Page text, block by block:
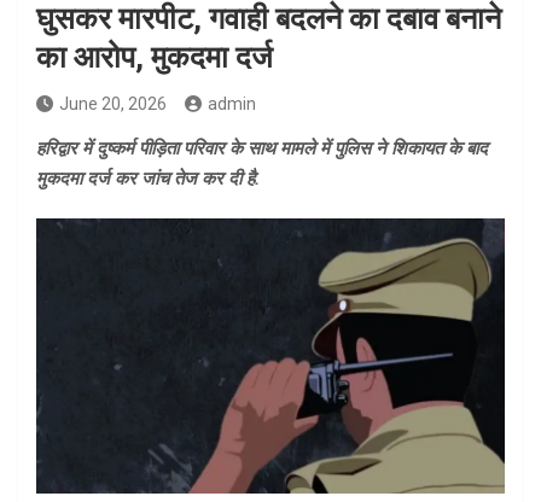
घुसकर मारपीट, गवाही बदलने का दबाव बनाने
का आरोप, मुकदमा दर्ज
June 20, 2026 admin
हरिद्वार में दुष्कर्म पीड़िता परिवार के साथ मामले में पुलिस ने शिकायत के बाद
मुकदमा दर्ज कर जांच तेज कर दी है.